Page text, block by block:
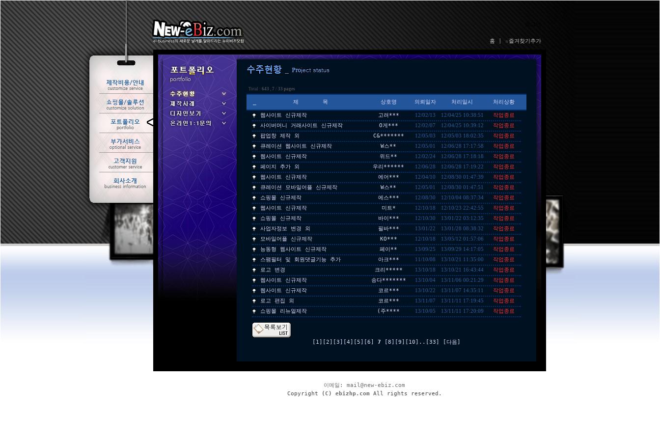
Total : 643 , 7 / 33 pages
제 목 상호명 의뢰일자 처리일시 처리상황
웹사이트 신규제작 고려*** 12/02/13 12/04/25 10:38:51
작업종료
사이버머니 거래사이트 신규제작
O게*** 12/02/07 12/04/25 10:39:12
작업종료
팝업창 제작 외
C&******* 12/05/03 12/05/03 18:02:35
작업종료
큐레이션 웹사이트 신규제작
W스** 12/05/01 12/06/28 17:17:58
작업종료
웹사이트 신규제작
위드** 12/02/24 12/06/28 17:18:18
작업종료
페이지 추가 외
우리****** 12/06/28 12/06/28 17:19:22
작업종료
웹사이트 신규제작
에어*** 12/04/10 12/08/30 01:47:39
작업종료
큐레이션 모바일어플 신규제작
W스** 12/05/01 12/08/30 01:47:51
작업종료
쇼핑몰 신규제작
에스*** 12/08/30 12/10/04 08:37:34
작업종료
웹사이트 신규제작
미트* 12/10/18 12/10/23 22:42:55
작업종료
쇼핑몰 신규제작
바이*** 12/10/30 13/01/22 03:12:35
작업종료
사업자정보 변경 외
필바*** 13/01/22 13/01/28 08:38:32
작업종료
모바일어플 신규제작
KO*** 12/10/18 13/05/12 01:57:06
작업종료
능동형 웹사이트 신규제작
페이** 13/09/25 13/09/29 14:17:05
작업종료
스팸필터 및 회원댓글기능 추가
아크*** 11/10/08 13/10/21 11:35:00
작업종료
로고 변경
크리***** 13/10/18 13/10/21 16:43:44
작업종료
웹사이트 신규제작
송다******* 13/10/04 13/11/06 00:21:29
작업종료
웹사이트 신규제작
코르*** 13/10/22 13/11/07 14:35:11
작업종료
로고 편집 외
코르*** 13/11/07 13/11/11 17:19:45
작업종료
쇼핑몰 리뉴얼제작
(주**** 13/10/05 13/11/11 17:20:09 작업종료
[1] [2] [3] [4] [5] [6] 7 [8] [9] [10] .. [33] [다음]
이메일: mail@new-ebiz.com
Copyright
(C) ebizhp.comAll rights reserved.
홈 ☆즐겨찾기추가
ㆍ 수주현황
ㆍ 제작사례